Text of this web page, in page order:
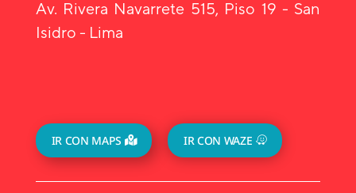
Av. Rivera Navarrete 515, Piso 19 - San
Isidro - Lima
IR CON MAPS IR CON WAZE